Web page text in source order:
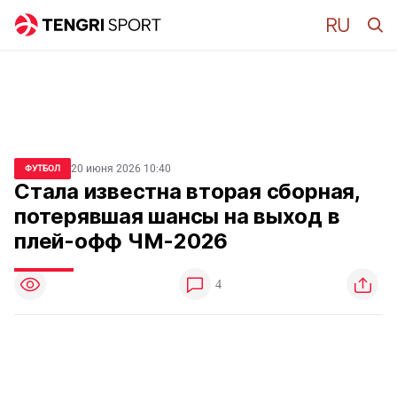
ФУТБОЛ 20 июня 2026 10:40
Стала известна вторая сборная,
потерявшая шансы на выход в
плей-офф ЧМ-2026
4